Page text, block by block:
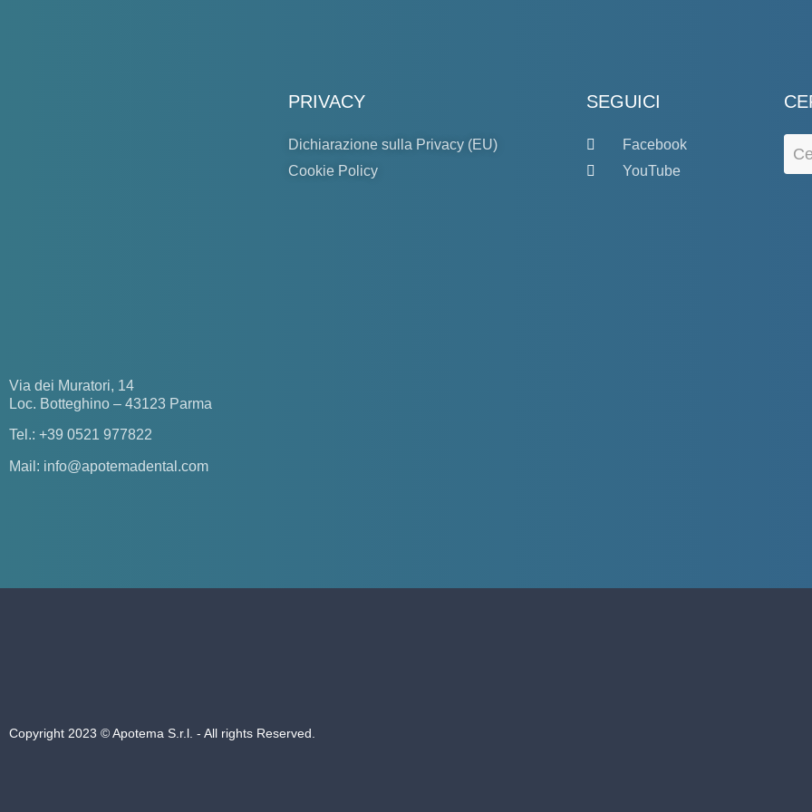
Via dei Muratori, 14
Loc. Botteghino – 43123 Parma
Tel.: +39 0521 977822
Mail: info@apotemadental.com
PRIVACY
Dichiarazione sulla Privacy (EU)
Cookie Policy
SEGUICI
Facebook
YouTube
Copyright 2023 © Apotema S.r.l. - All rights Reserved.